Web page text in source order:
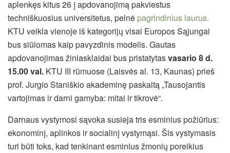
aplenkęs kitus 26 į apdovanojimą pakviestus
techniškuosius universitetus, pelnė pagrindinius laurus.
KTU veikla vienoje iš kategorijų visai Europos Sąjungai
bus siūlomas kaip pavyzdinis modelis. Gautas
apdovanojimas žiniasklaidai bus pristatytasvasario 8 d.
15.00 val. KTU III rūmuose (Laisvės al. 13, Kaunas) prieš
prof. Jurgio Staniškio akademinę paskaitą „Tausojantis
vartojimas ir darni gamyba: mitai ir tikrovė“.
Darnaus vystymosi sąvoka susieja tris esminius požiūrius:
ekonominį, aplinkos ir socialinį vystymąsi. Šis vystymasis
turi būti toks, kad tenkinant esminius žmonių poreikius